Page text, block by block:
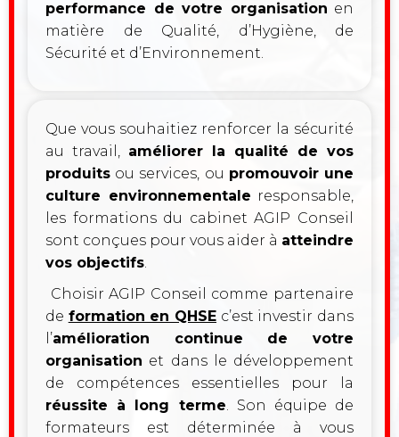
performance de votre organisation en
matière de Qualité, d’Hygiène, de
Sécurité et d’Environnement.
Que vous souhaitiez renforcer la sécurité
au travail, améliorer la qualité de vos
produits ou services, ou promouvoir une
culture environnementale responsable,
les formations du cabinet AGIP Conseil
sont conçues pour vous aider à atteindre
vos objectifs
Choisir AGIP Conseil comme partenaire
de formation en QHSE c’est investir dans
l’amélioration continue de votre
organisation et dans le développement
de compétences essentielles pour la
réussite à long terme . Son équipe de
formateurs est déterminée à vous